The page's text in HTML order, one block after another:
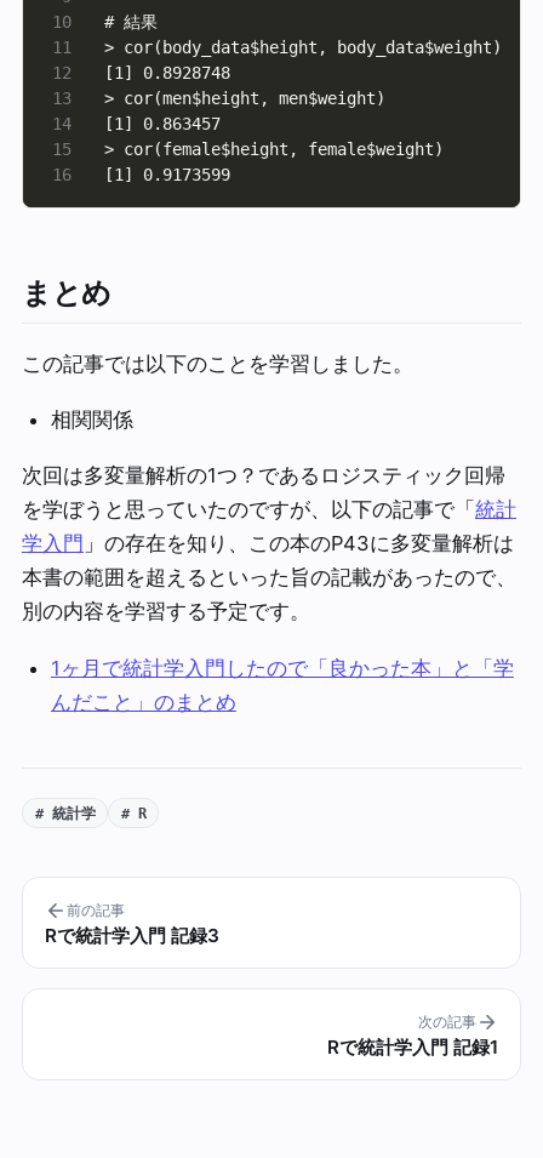
10
11
13
14
15
16
# 結果
[1] 0.8928748
[1] 0.863457
[1] 0.9173599
まとめ
この記事では以下のことを学習しました。
相関関係
次回は多変量解析の1つ？であるロジスティック回帰
を学ぼうと思っていたのですが、以下の記事で「 統計
学入門 」の存在を知り、この本のP43に多変量解析は
本書の範囲を超えるといった旨の記載があったので、
別の内容を学習する予定です。
1ヶ月で統計学入門したので「良かった本」と「学
んだこと」のまとめ
# 統計学 # R
前の記事
Rで統計学入門 記録3
次の記事
Rで統計学入門 記録1